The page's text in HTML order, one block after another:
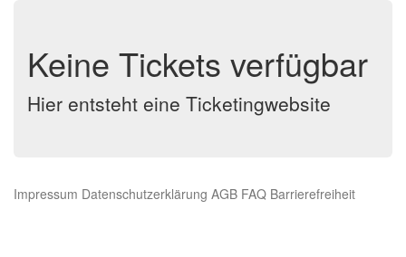
Keine Tickets verfügbar
Hier entsteht eine Ticketingwebsite
Impressum Datenschutzerklärung AGB FAQ Barrierefreiheit